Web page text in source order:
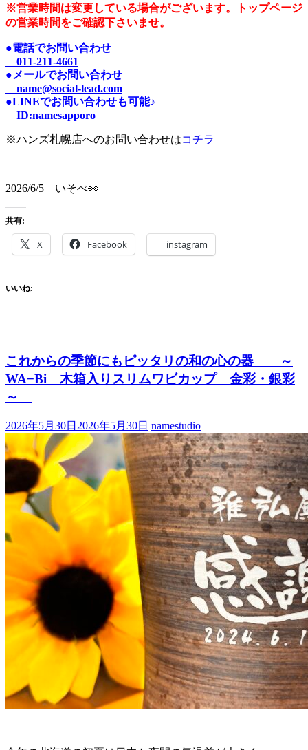
※営業時間は変更している場合がございます。トップページ
の営業時間をご確認下さいませ。
●電話でお問い合わせ
011-211-4661
●メールでお問い合わせ
name@social-lead.com
●LINEでお問い合わせも可能♪
ID:namesapporo
※ハンズ札幌店へのお問い合わせはコチラ
2026/6/5 いそべ👀
共有:
X Facebook instagram
いいね:
これからの季節にもピッタリの和の心の器 ～
WA−Bi 木箱入りスリムワビカップ 金彩・銀彩
～
2026年5月30日 2026年5月30日 namestudio